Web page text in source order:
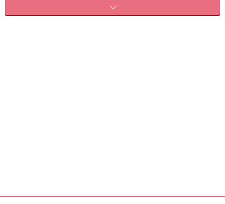
と伝えたい場合は日本人経営にお店が安心できるかもし